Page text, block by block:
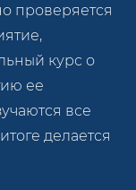
проверяется
курс о
ее
все
делается